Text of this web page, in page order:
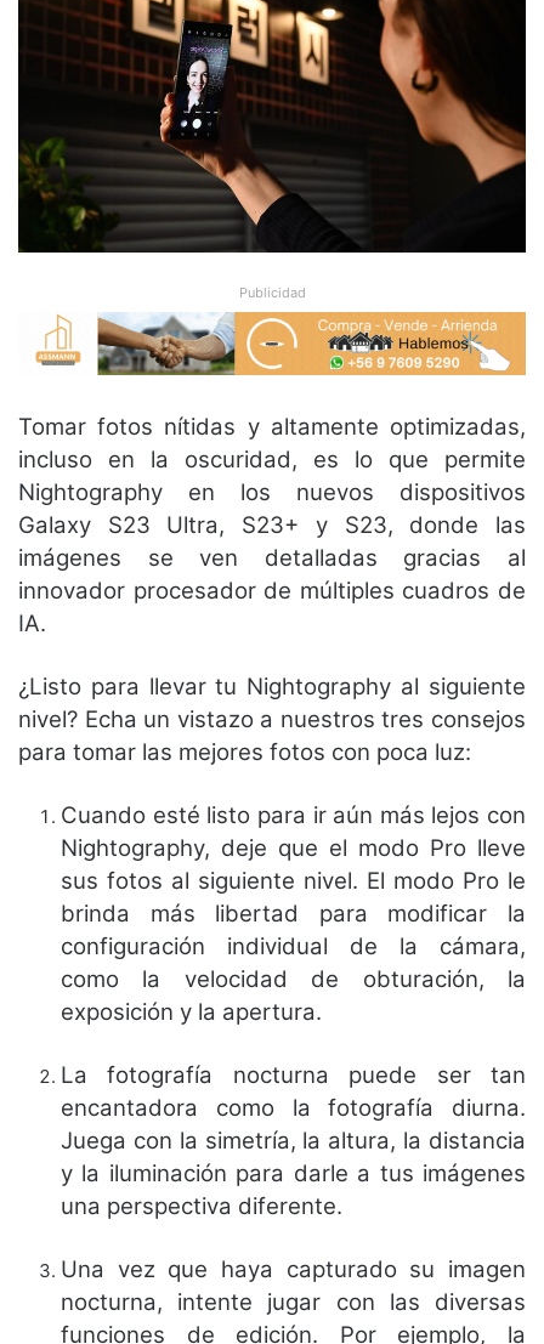
Publicidad
Tomar fotos nítidas y altamente optimizadas,
incluso en la oscuridad, es lo que permite
Nightography en los nuevos dispositivos
Galaxy S23 Ultra, S23+ y S23, donde las
imágenes se ven detalladas gracias al
innovador procesador de múltiples cuadros de
IA.
¿Listo para llevar tu Nightography al siguiente
nivel? Echa un vistazo a nuestros tres consejos
para tomar las mejores fotos con poca luz:
Cuando esté listo para ir aún más lejos con
Nightography, deje que el modo Pro lleve
sus fotos al siguiente nivel. El modo Pro le
brinda más libertad para modificar la
configuración individual de la cámara,
como la velocidad de obturación, la
exposición y la apertura.
La fotografía nocturna puede ser tan
encantadora como la fotografía diurna.
Juega con la simetría, la altura, la distancia
y la iluminación para darle a tus imágenes
una perspectiva diferente.
Una vez que haya capturado su imagen
nocturna, intente jugar con las diversas
funciones de edición. Por ejemplo, la